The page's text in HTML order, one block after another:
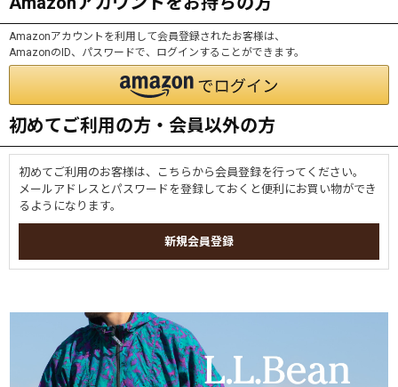
Amazonアカウントを利用して会員登録されたお客様は、
AmazonのID、パスワードで、ログインすることができます。
初めてご利用の方・会員以外の方
初めてご利用のお客様は、こちらから会員登録を行ってください。
メールアドレスとパスワードを登録しておくと便利にお買い物ができ
るようになります。